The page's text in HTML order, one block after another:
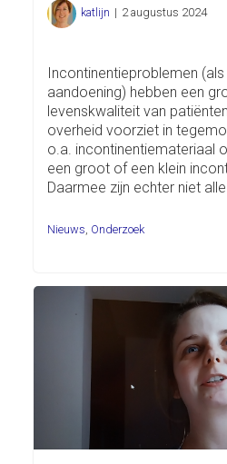
katlijn | 2 augustus 2024
Incontinentieproblemen
aandoening) hebben een
levenskwaliteit van
overheid voorziet in
o.a. incontinentiemateriaal
een groot of een klein
Daarmee zijn echter niet
Nieuws, Onderzoek